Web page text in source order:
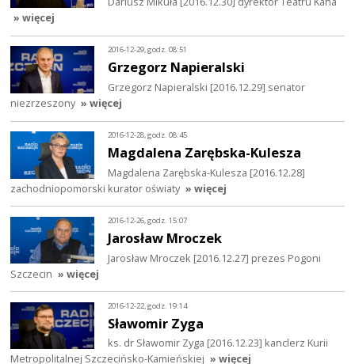
» więcej
2016-12-29, godz. 08:51
Grzegorz Napieralski
Grzegorz Napieralski [2016.12.29] senator
niezrzeszony » więcej
2016-12-28, godz. 08:45
Magdalena Zarębska-Kulesza
Magdalena Zarębska-Kulesza [2016.12.28]
zachodniopomorski kurator oświaty » więcej
2016-12-26, godz. 15:07
Jarosław Mroczek
Jarosław Mroczek [2016.12.27] prezes Pogoni
Szczecin » więcej
2016-12-22, godz. 19:14
Sławomir Zyga
ks. dr Sławomir Zyga [2016.12.23] kanclerz Kurii
Metropolitalnej Szczecińsko-Kamieńskiej » więcej